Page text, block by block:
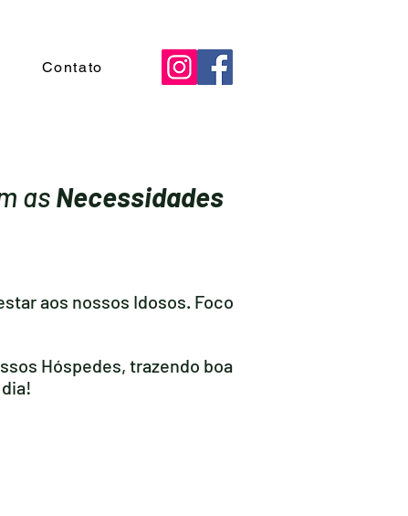
Contato
asNecessidades
aos nossos Idosos. Foco
Hóspedes, trazendo boa